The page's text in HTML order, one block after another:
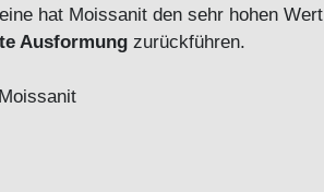
hat Moissanit den sehr hohen Wert
Ausformung zurückführen.